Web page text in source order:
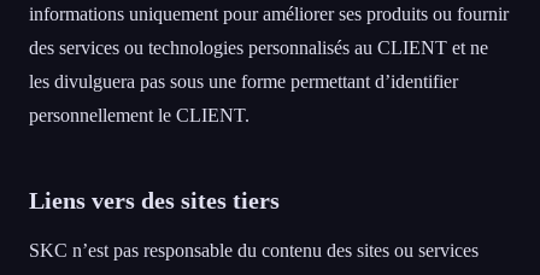
informations uniquement pour améliorer ses produits ou fournir
des services ou technologies personnalisés au CLIENT et ne
les divulguera pas sous une forme permettant d’identifier
personnellement le CLIENT.
Liens vers des sites tiers
SKC n’est pas responsable du contenu des sites ou services